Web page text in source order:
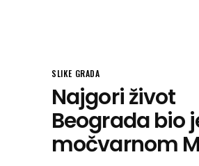
SLIKE GRADA
Najgori život
Beograda bio
močvarnom